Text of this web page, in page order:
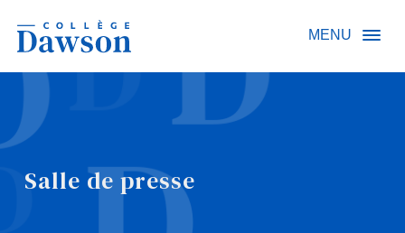
MENU
Salle de presse
Recherche sur le site
Recherche de personnes
EN